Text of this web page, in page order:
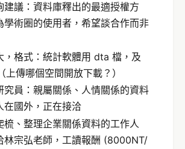
建議：資料庫釋出的最適授權方
學術圈的使用者，希望談合作而非
，格式：統計軟體用 dta 檔，及
上傳哪個空間開放下載？）
究員：親屬關係、人情關係的資料
在國外，正在接洽
梳、整理企業關係資料的工作人
林宗弘老師，工讀報酬 (8000NT/